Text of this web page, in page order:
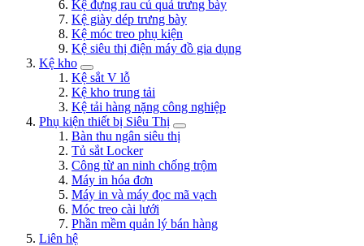
Kệ đựng rau củ quả trưng bày
Kệ giày dép trưng bày
Kệ móc treo phụ kiện
Kệ siêu thị điện máy đồ gia dụng
Kệ kho
Kệ sắt V lỗ
Kệ kho trung tải
Kệ tải hàng nặng công nghiệp
Phụ kiện thiết bị Siêu Thị
Bàn thu ngân siêu thị
Tủ sắt Locker
Công từ an ninh chống trộm
Máy in hóa đơn
Máy in và máy đọc mã vạch
Móc treo cài lưới
Phần mềm quản lý bán hàng
Liên hệ